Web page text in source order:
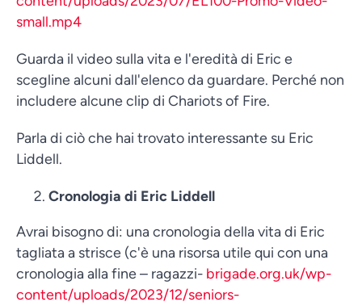
small.mp4
Guarda il video sulla vita e l'eredità di Eric e
scegline alcuni dall'elenco da guardare. Perché non
includere alcune clip di Chariots of Fire.
Parla di ciò che hai trovato interessante su Eric
Liddell.
Cronologia di Eric Liddell
Avrai bisogno di: una cronologia della vita di Eric
tagliata a strisce (c'è una risorsa utile qui con una
cronologia alla fine – ragazzi- brigade.org.uk/wp-
content/uploads/2023/12/seniors-